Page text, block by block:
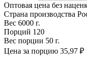
Оптовая цена без
Страна производства
Вес 6000 г.
Порций 120
Вес порции 50 г.
Цена за порцию 35,97 ₽